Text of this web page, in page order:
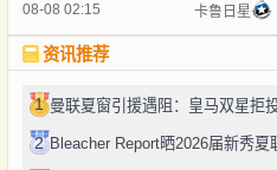
08-08 02:15
卡鲁日星
资讯推荐
1
2